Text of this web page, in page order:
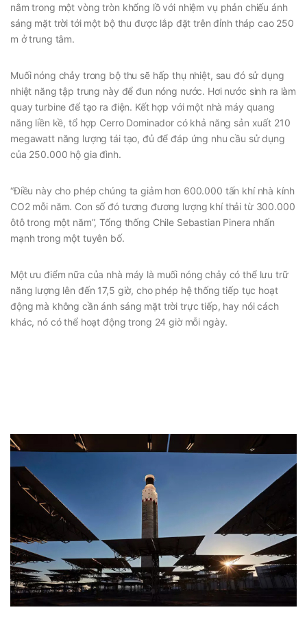
nằm trong một vòng tròn khổng lồ với nhiệm vụ phản chiếu ánh
sáng mặt trời tới một bộ thu được lắp đặt trên đỉnh tháp cao 250
m ở trung tâm.
Muối nóng chảy trong bộ thu sẽ hấp thụ nhiệt, sau đó sử dụng
nhiệt năng tập trung này để đun nóng nước. Hơi nước sinh ra làm
quay turbine để tạo ra điện. Kết hợp với một nhà máy quang
năng liền kề, tổ hợp Cerro Dominador có khả năng sản xuất 210
megawatt năng lượng tái tạo, đủ để đáp ứng nhu cầu sử dụng
của 250.000 hộ gia đình.
“Điều này cho phép chúng ta giảm hơn 600.000 tấn khí nhà kính
CO2 mỗi năm. Con số đó tương đương lượng khí thải từ 300.000
ôtô trong một năm”, Tổng thống Chile Sebastian Pinera nhấn
mạnh trong một tuyên bố.
Một ưu điểm nữa của nhà máy là muối nóng chảy có thể lưu trữ
năng lượng lên đến 17,5 giờ, cho phép hệ thống tiếp tục hoạt
động mà không cần ánh sáng mặt trời trực tiếp, hay nói cách
khác, nó có thể hoạt động trong 24 giờ mỗi ngày.